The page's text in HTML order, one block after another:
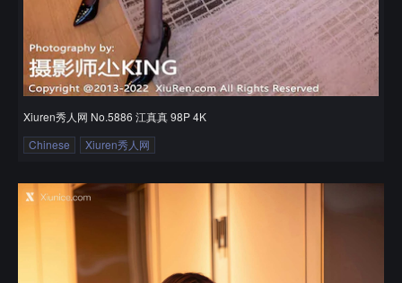
Xiuren秀人网 No.5886 江真真 98P 4K
Chinese
Xiuren秀人网